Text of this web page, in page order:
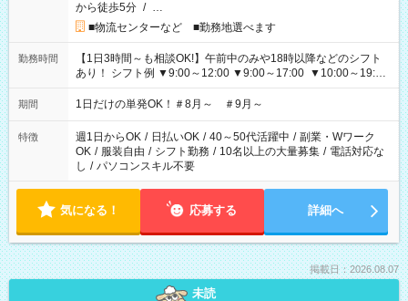
から徒歩5分 / …
■物流センターなど ■勤務地選べます
勤務時間
【1日3時間～も相談OK!】午前中のみや18時以降などのシフト
あり！ シフト例 ▼9:00～12:00 ▼9:00～17:00 ▼10:00～19:00
▼18:00～21:00
期間 1日だけの単発OK！＃8月～ ＃9月～
特徴 週1日からOK / 日払いOK / 40～50代活躍中 / 副業・Wワーク
OK / 服装自由 / シフト勤務 / 10名以上の大量募集 / 電話対応な
し / パソコンスキル不要
気になる！ 応募する 詳細へ
掲載日：2026.08.07
未読